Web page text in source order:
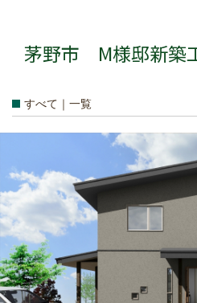
茅野市 M様邸新築
すべて｜一覧